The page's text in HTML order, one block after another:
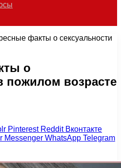
факты о сексуальности
о
пожилом возрасте
Pinterest Reddit Вконтакте
Messenger WhatsApp Telegram